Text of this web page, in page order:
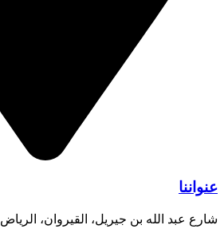
عنواننا
شارع عبد الله بن جيريل، القيروان، الرياض